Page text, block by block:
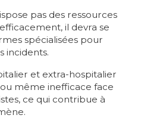
pas des ressources
il devra se
spécialisées pour
incidents.
et extra-hospitalier
même inefficace face
ce qui contribue à